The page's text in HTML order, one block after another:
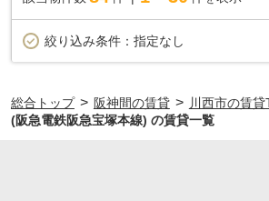
絞り込み条件： 指定なし
総合トップ > 阪神間の賃貸 > 川西市の賃貸
(阪急電鉄阪急宝塚本線) の賃貸一覧